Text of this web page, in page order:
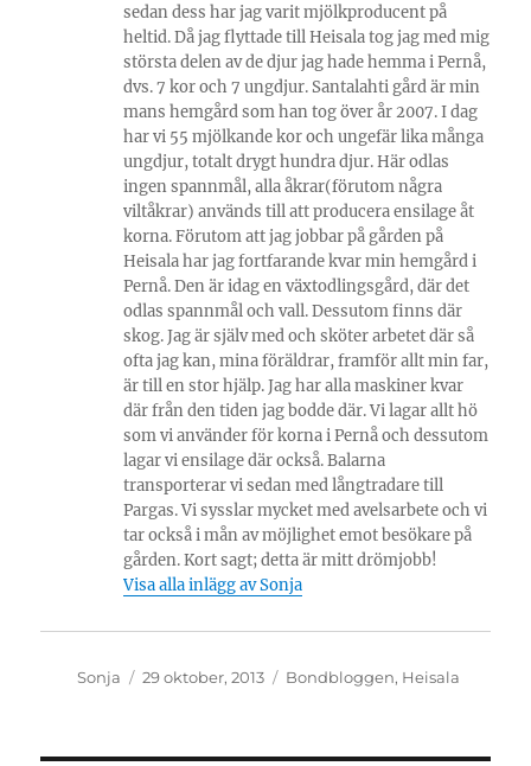
sedan dess har jag varit mjölkproducent på
heltid. Då jag flyttade till Heisala tog jag med mig
största delen av de djur jag hade hemma i Pernå,
dvs. 7 kor och 7 ungdjur. Santalahti gård är min
mans hemgård som han tog över år 2007. I dag
har vi 55 mjölkande kor och ungefär lika många
ungdjur, totalt drygt hundra djur. Här odlas
ingen spannmål, alla åkrar(förutom några
viltåkrar) används till att producera ensilage åt
korna. Förutom att jag jobbar på gården på
Heisala har jag fortfarande kvar min hemgård i
Pernå. Den är idag en växtodlingsgård, där det
odlas spannmål och vall. Dessutom finns där
skog. Jag är själv med och sköter arbetet där så
ofta jag kan, mina föräldrar, framför allt min far,
är till en stor hjälp. Jag har alla maskiner kvar
där från den tiden jag bodde där. Vi lagar allt hö
som vi använder för korna i Pernå och dessutom
lagar vi ensilage där också. Balarna
transporterar vi sedan med långtradare till
Pargas. Vi sysslar mycket med avelsarbete och vi
tar också i mån av möjlighet emot besökare på
gården. Kort sagt; detta är mitt drömjobb!
Visa alla inlägg av Sonja
Författare
Sonja
Publicerat
29 oktober, 2013 Kategorier
Bondbloggen, Heisala